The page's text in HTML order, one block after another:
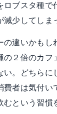
ブスタ種で
減少してしま
の違いかもし
の２倍のカフ
い。どちらに
費者は気付い
むという習慣